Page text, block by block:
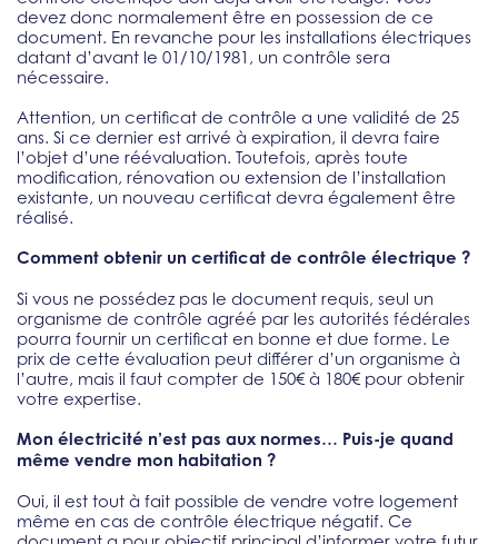
devez donc normalement être en possession de ce
document. En revanche pour les installations électriques
datant d’avant le 01/10/1981, un contrôle sera
nécessaire.
Attention, un certificat de contrôle a une validité de 25
ans. Si ce dernier est arrivé à expiration, il devra faire
l’objet d’une réévaluation. Toutefois, après toute
modification, rénovation ou extension de l’installation
existante, un nouveau certificat devra également être
réalisé.
Comment obtenir un certificat de contrôle électrique ?
Si vous ne possédez pas le document requis, seul un
organisme de contrôle agréé par les autorités fédérales
pourra fournir un certificat en bonne et due forme. Le
prix de cette évaluation peut différer d’un organisme à
l’autre, mais il faut compter de 150€ à 180€ pour obtenir
votre expertise.
Mon électricité n’est pas aux normes… Puis-je quand
même vendre mon habitation ?
Oui, il est tout à fait possible de vendre votre logement
même en cas de contrôle électrique négatif. Ce